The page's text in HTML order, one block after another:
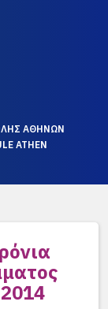
ΑΘΗΝΩΝ
ATHEN